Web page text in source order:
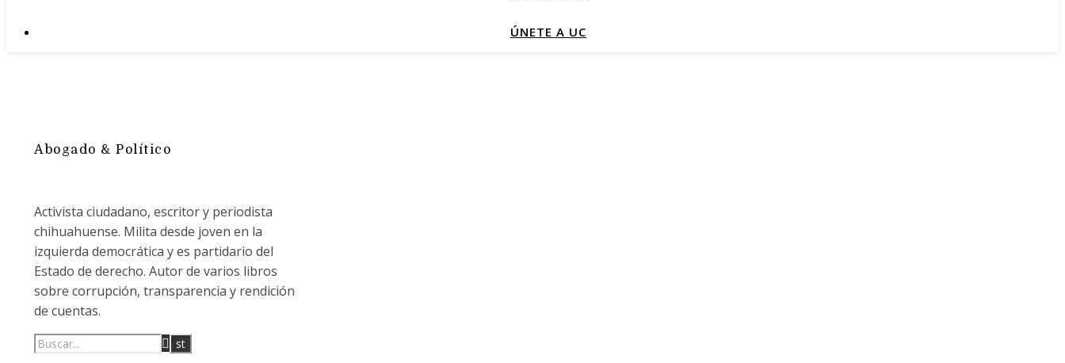
ÚNETE A UC
Abogado & Político
Activista ciudadano, escritor y periodista
chihuahuense. Milita desde joven en la
izquierda democrática y es partidario del
Estado de derecho. Autor de varios libros
sobre corrupción, transparencia y rendición
de cuentas.